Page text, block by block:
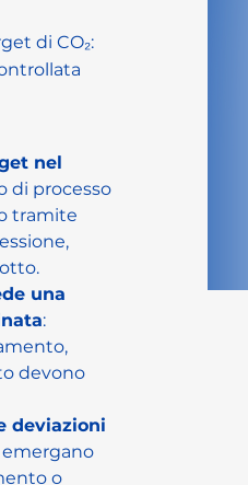
di CO₂:
nel
di processo
tramite
una
:
devono
deviazioni
o